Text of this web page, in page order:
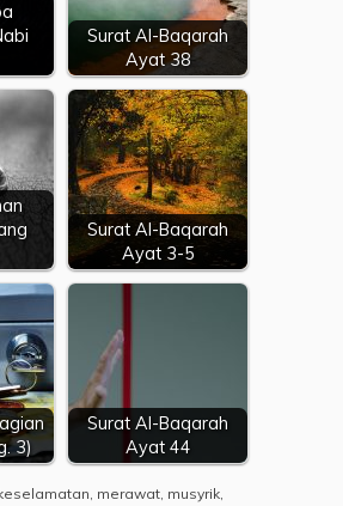
Surat Al-Baqarah
Ayat 38
Surat Al-Baqarah
Ayat 3-5
3)
Surat Al-Baqarah
Ayat 44
, merawat, musyrik,